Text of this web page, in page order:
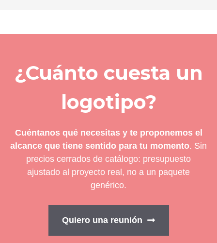
¿Cuánto cuesta un
logotipo?
Cuéntanos qué necesitas y te proponemos el
alcance que tiene sentido para tu momento. Sin
precios cerrados de catálogo: presupuesto
ajustado al proyecto real, no a un paquete
genérico.
Quiero una reunión